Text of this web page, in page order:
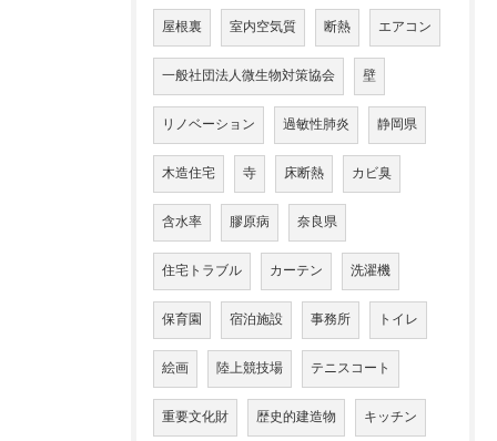
屋根裏 室内空気質 断熱 エアコン
一般社団法人微生物対策協会 壁
リノベーション 過敏性肺炎 静岡県
木造住宅 寺 床断熱 カビ臭
含水率 膠原病 奈良県
住宅トラブル カーテン 洗濯機
保育園 宿泊施設 事務所 トイレ
絵画 陸上競技場 テニスコート
重要文化財 歴史的建造物 キッチン